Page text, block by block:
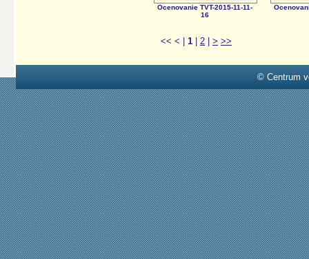
Ocenovanie TVT-2015-11-11-
16
<< < 1 2 > >>
© Centrum